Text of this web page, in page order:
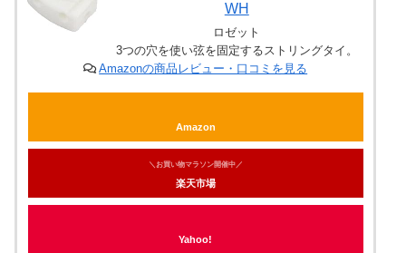
WH
ロゼット
3つの穴を使い弦を固定するストリングタイ。
Amazonの商品レビュー・口コミを見る
Amazon
＼お買い物マラソン開催中／
楽天市場
Yahoo!